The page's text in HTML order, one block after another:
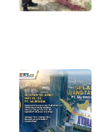
WN
PAPUA
BARAT